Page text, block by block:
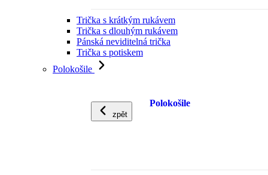
Trička s krátkým rukávem
Trička s dlouhým rukávem
Pánská neviditelná trička
Trička s potiskem
Polokošile
zpět
Polokošile